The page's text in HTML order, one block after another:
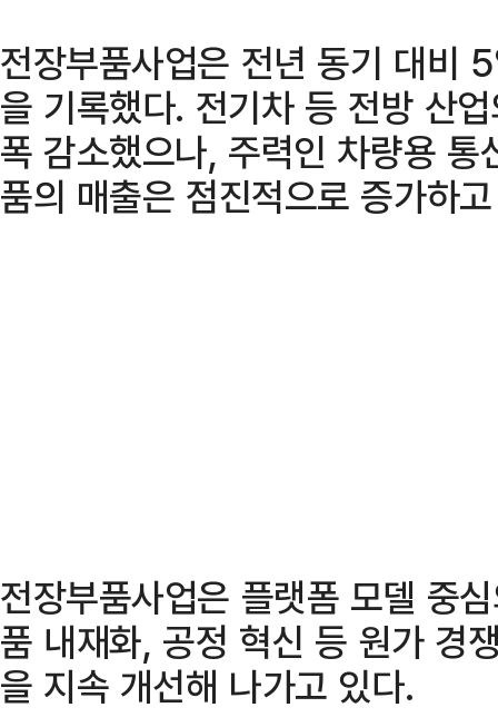
전장부품사업은 전년 동기 대비
을 기록했다. 전기차 등 전방 산
폭 감소했으나, 주력인 차량용
품의 매출은 점진적으로 증가하
전장부품사업은 플랫폼 모델 중
품 내재화, 공정 혁신 등 원가 경
을 지속 개선해 나가고 있다.